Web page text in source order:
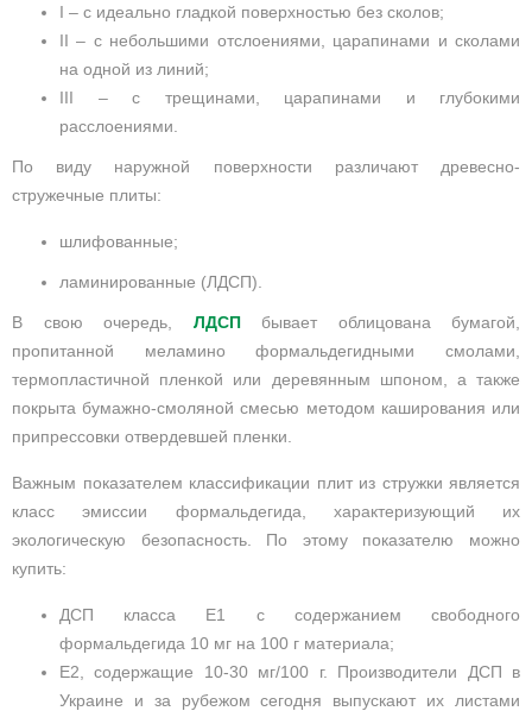
I – с идеально гладкой поверхностью без сколов;
II – с небольшими отслоениями, царапинами и сколами
на одной из линий;
III – с трещинами, царапинами и глубокими
расслоениями.
По виду наружной поверхности различают древесно-
стружечные плиты:
шлифованные;
ламинированные (ЛДСП).
В свою очередь, ЛДСПбывает облицована бумагой,
пропитанной меламино формальдегидными смолами,
термопластичной пленкой или деревянным шпоном, а также
покрыта бумажно-смоляной смесью методом каширования или
припрессовки отвердевшей пленки.
Важным показателем классификации плит из стружки является
класс эмиссии формальдегида, характеризующий их
экологическую безопасность. По этому показателю можно
купить:
ДСП класса Е1 с содержанием свободного
формальдегида 10 мг на 100 г материала;
Е2, содержащие 10-30 мг/100 г. Производители ДСП в
Украине и за рубежом сегодня выпускают их листами